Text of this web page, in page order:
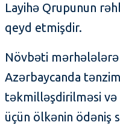
Layihə Qrupunun
qeyd etmişdir.
Növbəti
Azərbaycanda
təkmilləşdirilməsi və
üçün ölkənin ödəniş